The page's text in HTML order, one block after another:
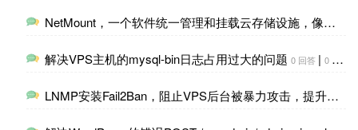
NetMount，一个软件统一管理和挂载云存储设施，像本地磁盘一样管理
解决VPS主机的mysql-bin日志占用过大的问题 0 回答 | 0 投票
LNMP安装Fail2Ban，阻止VPS后台被暴力攻击，提升安全性